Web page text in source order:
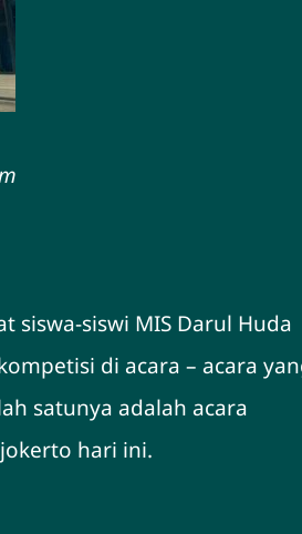
siswa-siswi MIS Darul Huda
di acara – acara
satunya adalah acara
hari ini.